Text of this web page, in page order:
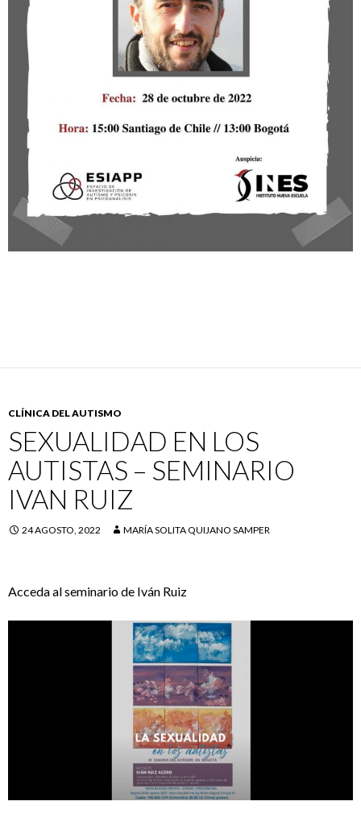
CLÍNICA DEL AUTISMO
SEXUALIDAD EN LOS
AUTISTAS – SEMINARIO
IVAN RUIZ
24 AGOSTO, 2022 MARÍA SOLITA QUIJANO SAMPER
Acceda al seminario de Iván Ruiz